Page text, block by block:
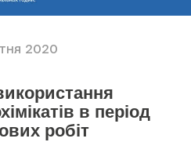
2020
в період
робіт